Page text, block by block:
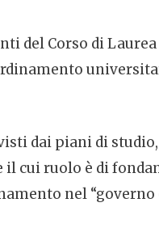
del Corso di
dai piani di
cui ruolo è di
nel